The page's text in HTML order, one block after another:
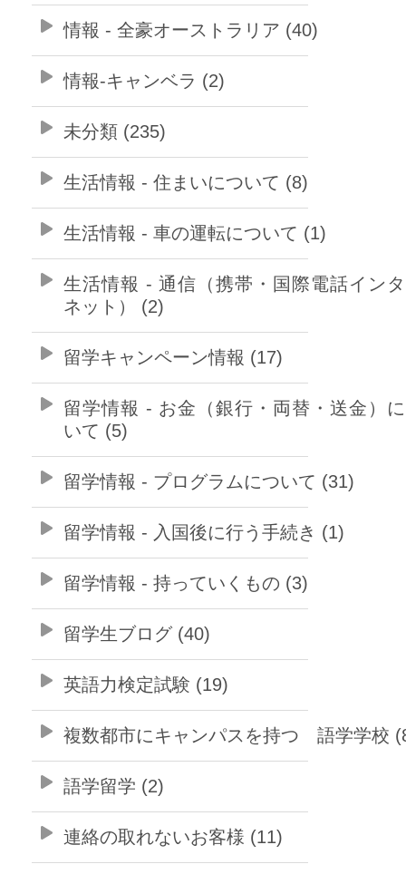
情報 - 全豪オーストラリア (40)
情報-キャンベラ (2)
未分類 (235)
生活情報 - 住まいについて (8)
生活情報 - 車の運転について (1)
生活情報 - 通信（携帯・国際電話イン
ネット） (2)
留学キャンペーン情報 (17)
留学情報 - お金（銀行・両替・送金）
いて (5)
留学情報 - プログラムについて (31)
留学情報 - 入国後に行う手続き (1)
留学情報 - 持っていくもの (3)
留学生ブログ (40)
英語力検定試験 (19)
複数都市にキャンパスを持つ 語学学校
語学留学 (2)
連絡の取れないお客様 (11)